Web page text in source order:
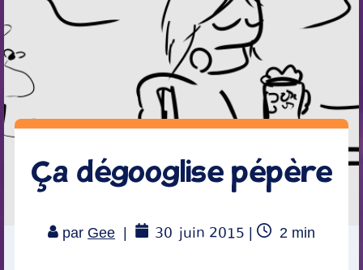
Ça dégooglise pépère
par Gee 30 juin 2015
Temps
2min